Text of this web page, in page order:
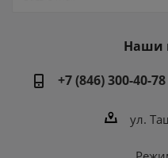
Наши
+7 (846) 300-40-78
ул.